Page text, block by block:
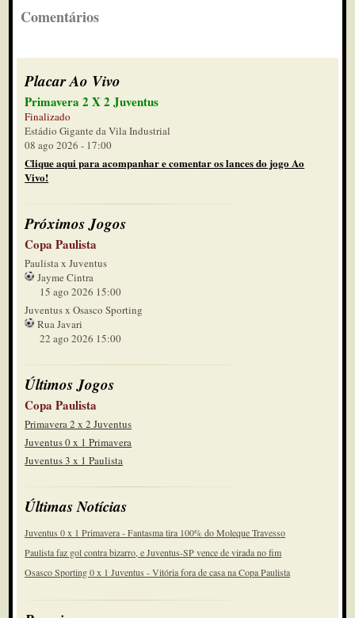
Comentários
Placar Ao Vivo
Primavera 2 X 2 Juventus
Finalizado
Estádio Gigante da Vila Industrial
08 ago 2026 - 17:00
Clique aqui para acompanhar e comentar os lances do jogo Ao
Vivo!
Próximos Jogos
Copa Paulista
Paulista x Juventus
Jayme Cintra
15 ago 2026 15:00
Juventus x Osasco Sporting
Rua Javari
22 ago 2026 15:00
Últimos Jogos
Copa Paulista
Primavera 2 x 2 Juventus
Juventus 0 x 1 Primavera
Juventus 3 x 1 Paulista
Últimas Notícias
Juventus 0 x 1 Primavera - Fantasma tira 100% do Moleque Travesso
Paulista faz gol contra bizarro, e Juventus-SP vence de virada no fim
Osasco Sporting 0 x 1 Juventus - Vitória fora de casa na Copa Paulista